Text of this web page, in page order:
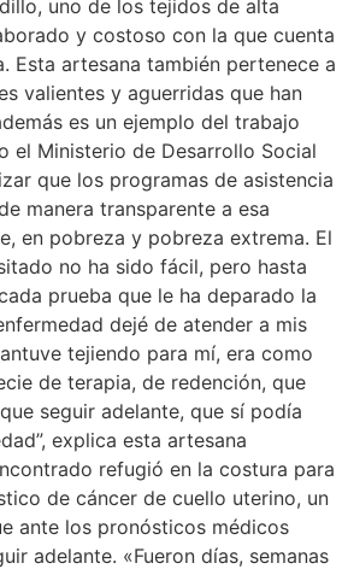
uno de los tejidos de alta
y costoso con la que cuenta
Esta artesana también pertenece a
valientes y aguerridas que han
es un ejemplo del trabajo
el Ministerio de Desarrollo Social
que los programas de asistencia
manera transparente a esa
en pobreza y pobreza extrema. El
no ha sido fácil, pero hasta
prueba que le ha deparado la
dejé de atender a mis
tejiendo para mí, era como
de terapia, de redención, que
seguir adelante, que sí podía
explica esta artesana
refugió en la costura para
de cáncer de cuello uterino, un
ante los pronósticos médicos
adelante. «Fueron días, semanas